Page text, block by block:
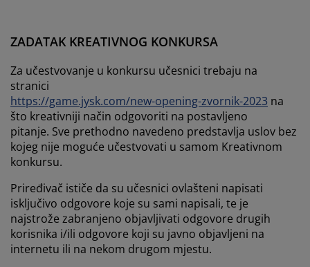
ZADATAK KREATIVNOG KONKURSA
Za učestvovanje u konkursu učesnici trebaju na
stranici
https://game.jysk.com/new-opening-zvornik-2023 na
što kreativniji način odgovoriti na postavljeno
pitanje. Sve prethodno navedeno predstavlja uslov bez
kojeg nije moguće učestvovati u samom Kreativnom
konkursu.
Priređivač ističe da su učesnici ovlašteni napisati
isključivo odgovore koje su sami napisali, te je
najstrože zabranjeno objavljivati odgovore drugih
korisnika i/ili odgovore koji su javno objavljeni na
internetu ili na nekom drugom mjestu.